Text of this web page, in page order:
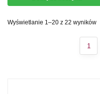
Wyświetlanie 1–20 z 22 wyników
1